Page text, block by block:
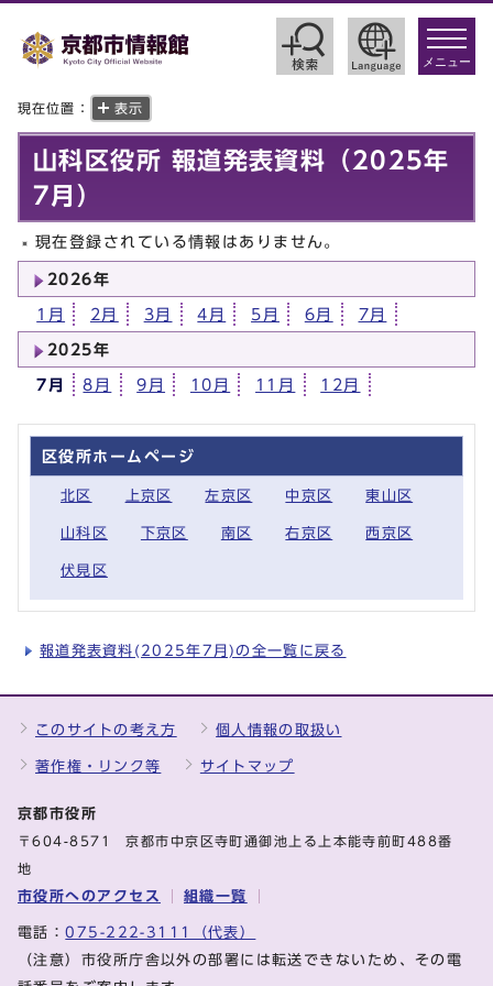
toggle
メニュー
現在位置： 表示
山科区役所 報道発表資料（2025年
7月）
現在登録されている情報はありません。
2026年
1月 2月 3月 4月 5月 6月 7月
2025年
7月 8月 9月 10月 11月 12月
区役所ホームページ
北区 上京区 左京区 中京区 東山区
山科区 下京区 南区 右京区 西京区
伏見区
報道発表資料(2025年7月)の全一覧に戻る
このサイトの考え方 個人情報の取扱い
著作権・リンク等 サイトマップ
京都市役所
〒604-8571 京都市中京区寺町通御池上る上本能寺前町488番
地
市役所へのアクセス 組織一覧
電話：075-222-3111（代表）
（注意）市役所庁舎以外の部署には転送できないため、その電